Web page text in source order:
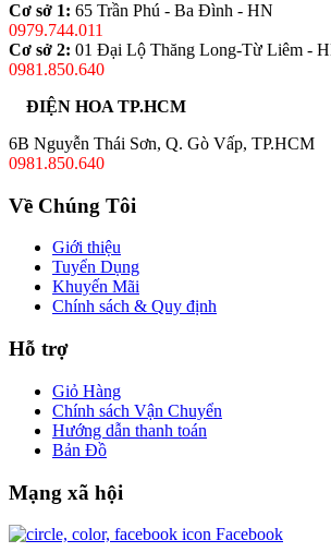
Cơ sở 1: 65 Trần Phú - Ba Đình - HN
0979.744.011
Cơ sở 2: 01 Đại Lộ Thăng Long-Từ Liêm -
0981.850.640
ĐIỆN HOA TP.HCM
6B Nguyễn Thái Sơn, Q. Gò Vấp, TP.HCM
0981.850.640
Về Chúng Tôi
Giới thiệu
Tuyển Dụng
Khuyến Mãi
Chính sách & Quy định
Hỗ trợ
Giỏ Hàng
Chính sách Vận Chuyển
Hướng dẫn thanh toán
Bản Đồ
Mạng xã hội
Facebook